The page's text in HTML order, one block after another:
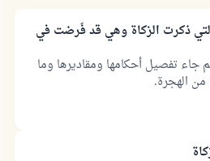
ذكرت الزكاة وهي قد فُرضت في
جاء تفصيل أحكامها ومقاديرها وما
من الهجرة.